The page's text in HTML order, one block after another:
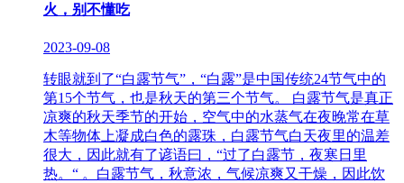
火，别不懂吃
2023-09-08
转眼就到了“白露节气”，“白露”是中国传统24节气中的
第15个节气，也是秋天的第三个节气。 白露节气是真正
凉爽的秋天季节的开始，空气中的水蒸气在夜晚常在草
木等物体上凝成白色的露珠，白露节气白天夜里的温差
很大，因此就有了谚语曰，“过了白露节，夜寒日里
热。“ 。白露节气，秋意浓，气候凉爽又干燥，因此饮